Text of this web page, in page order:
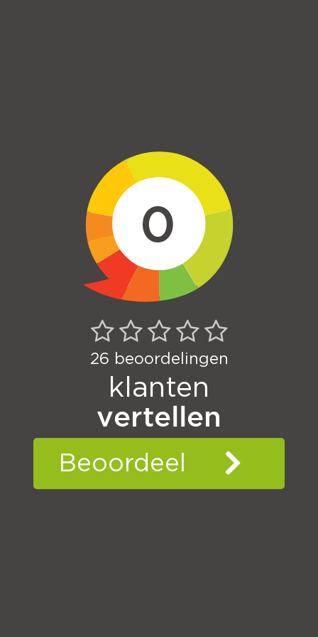
0
26 beoordelingen
klanten
vertellen
Beoordeel